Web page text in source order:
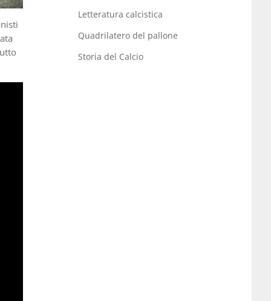
Letteratura calcistica
Quadrilatero del pallone
Storia del Calcio